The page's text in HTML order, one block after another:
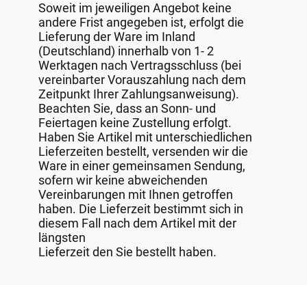
Soweit im jeweiligen Angebot keine
andere Frist angegeben ist, erfolgt die
Lieferung der Ware im Inland
(Deutschland) innerhalb von 1- 2
Werktagen nach Vertragsschluss (bei
vereinbarter Vorauszahlung nach dem
Zeitpunkt Ihrer Zahlungsanweisung).
Beachten Sie, dass an Sonn- und
Feiertagen keine Zustellung erfolgt.
Haben Sie Artikel mit unterschiedlichen
Lieferzeiten bestellt, versenden wir die
Ware in einer gemeinsamen Sendung,
sofern wir keine abweichenden
Vereinbarungen mit Ihnen getroffen
haben. Die Lieferzeit bestimmt sich in
diesem Fall nach dem Artikel mit der
längsten
Lieferzeit den Sie bestellt haben.